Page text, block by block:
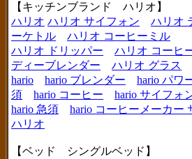
【キッチンブランド ハリオ】
ハリオ ハリオ サイフォン ハリオ
ーケトル
ハリオ コーヒーミル
ハリオ ドリッパー
ハリオ コーヒ
ディーブレンダー
ハリオ グラス
hario
hario ブレンダー hario パワ
須
hario コーヒー
hario サイフォ
hario 急須
hario コーヒーメーカー
ハリオ
【ベッド シングルベッド】